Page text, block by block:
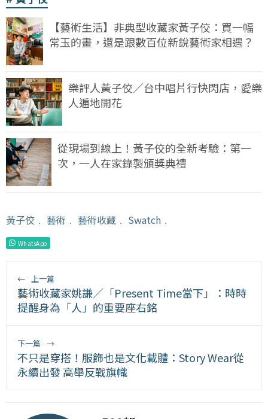
【藝術生活】非典型收藏家黃子佼：買一幅
常玉的畫，還是跟數百位新銳藝術家相遇？
樂評人黃子佼／台中唱片行快閃店，愛樂
人遍地開花
從現場到線上！黃子佼的全新考驗：第一
次，一人在家錄製頒獎典禮
黃子佼 ﹒ 藝術 ﹒ 藝術收藏 ﹒ Swatch ﹒
WhatsApp
← 上一篇
藝術收藏家姚謙／「Present Time當下」：時時
提醒身為「人」的重要座右銘
下一篇 →
不只是穿搭！服飾也是文化載體：Story Wear從
永續出發 高舉反戰旗幟